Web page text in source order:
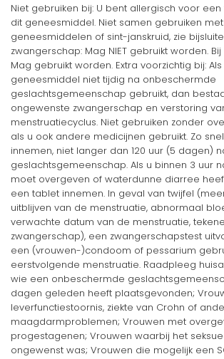
Niet gebruiken bij: U bent allergisch voor
dit geneesmiddel. Niet samen gebruiken
geneesmiddelen of sint-janskruid, zie
zwangerschap: Mag NIET gebruikt worden.
Mag gebruikt worden. Extra voorzichtig bij:
geneesmiddel niet tijdig na onbeschermde
geslachtsgemeenschap gebruikt, dan
ongewenste zwangerschap en verstoring
menstruatiecyclus. Niet gebruiken zonder
als u ook andere medicijnen gebruikt. Zo
innemen, niet langer dan 120 uur (5 dagen)
geslachtsgemeenschap. Als u binnen 3 uur
moet overgeven of waterdunne diarree
een tablet innemen. In geval van twijfel
uitblijven van de menstruatie, abnormaal
verwachte datum van de menstruatie,
zwangerschap), een zwangerschapstest
een (vrouwen-)condoom of pessarium
eerstvolgende menstruatie. Raadpleeg
wie een onbeschermde
dagen geleden heeft plaatsgevonden;
leverfunctiestoornis, ziekte van Crohn of
maagdarmproblemen; Vrouwen met
progestagenen; Vrouwen waarbij het
ongewenst was; Vrouwen die mogelijk een